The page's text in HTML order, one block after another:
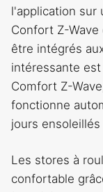
l'application sur
Confort Z-
être intégrés
intéressante
Comfort Z-
fonctionne
jours
Les stores à
confortable